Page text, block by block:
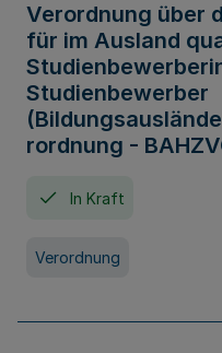
Verordnung über
für im Ausland
Studienbewerber
rordnung -
In Kraft
Verordnung